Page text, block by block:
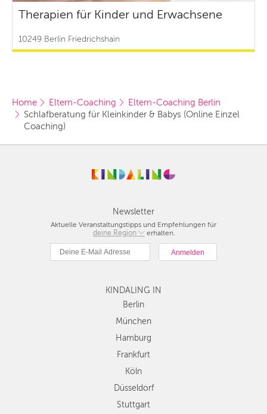
Therapien für Kinder und Erwachsene
10249 Berlin Friedrichshain
Home Eltern-Coaching
Eltern-Coaching Berlin
Schlafberatung für Kleinkinder & Babys (Online Einzel
Coaching)
Newsletter
Aktuelle Veranstaltungstipps und Empfehlungen für
deine Region
Berlin
München
Hamburg
Köln
Düsseldorf
Stuttgart
Essen
Dresden
Nürnberg
Wien
erhalten.
KINDALING IN
Berlin
München
Hamburg
Frankfurt
Köln
Düsseldorf
Stuttgart